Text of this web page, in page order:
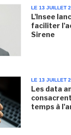
LE 13 JUILLET
L'Insee
faciliter
Sirene
LE 13 JUILLET
Les data
temps à